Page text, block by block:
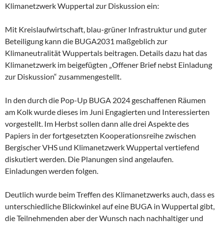
Klimanetzwerk Wuppertal zur Diskussion ein:
Mit Kreislaufwirtschaft, blau-grüner Infrastruktur und guter
Beteiligung kann die BUGA2031 maßgeblich zur
Klimaneutralität Wuppertals beitragen. Details dazu hat das
Klimanetzwerk im beigefügten „Offener Brief nebst Einladung
zur Diskussion“ zusammengestellt.
In den durch die Pop-Up BUGA 2024 geschaffenen Räumen
am Kolk wurde dieses im Juni Engagierten und Interessierten
vorgestellt. Im Herbst sollen dann alle drei Aspekte des
Papiers in der fortgesetzten Kooperationsreihe zwischen
Bergischer VHS und Klimanetzwerk Wuppertal vertiefend
diskutiert werden. Die Planungen sind angelaufen.
Einladungen werden folgen.
Deutlich wurde beim Treffen des Klimanetzwerks auch, dass es
unterschiedliche Blickwinkel auf eine BUGA in Wuppertal gibt,
die Teilnehmenden aber der Wunsch nach nachhaltiger und